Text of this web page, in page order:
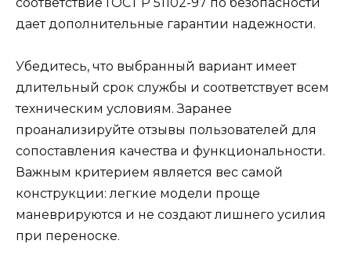
дает дополнительные гарантии надежности.
Убедитесь, что выбранный вариант имеет
длительный срок службы и соответствует всем
техническим условиям. Заранее
проанализируйте отзывы пользователей для
сопоставления качества и функциональности.
Важным критерием является вес самой
конструкции: легкие модели проще
маневрируются и не создают лишнего усилия
при переноске.